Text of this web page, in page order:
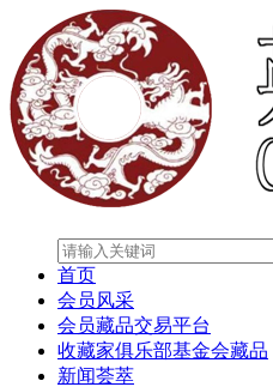
首页
会员风采
会员藏品交易平台
收藏家俱乐部基金会藏品
新闻荟萃